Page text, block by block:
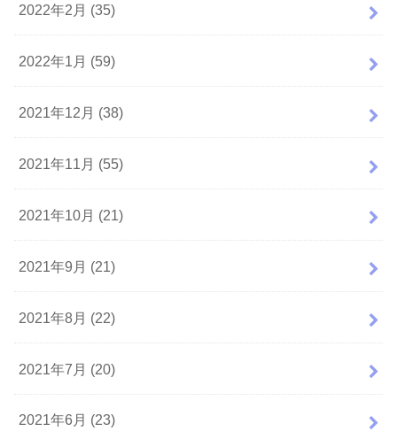
2022年2月 (35)
2022年1月 (59)
2021年12月 (38)
2021年11月 (55)
2021年10月 (21)
2021年9月 (21)
2021年8月 (22)
2021年7月 (20)
2021年6月 (23)